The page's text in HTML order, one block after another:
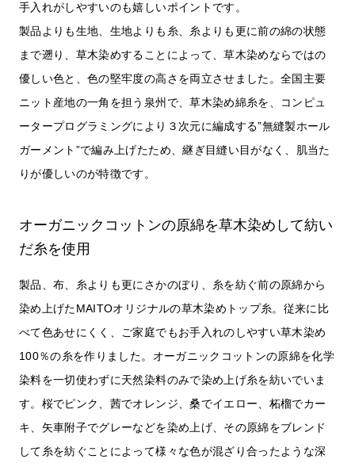
手入れがしやすいのも嬉しいポイントです。
製品よりも生地、生地よりも糸、糸よりも更に前の綿の状態
まで遡り、草木染めすることによって、草木染めならではの
優しい色と、色の堅牢度の高さを両立させました。全国主要
ニット産地の一角を担う泉州で、草木染め綿糸を、コンピュ
ータープログラミングにより３次元に編成する”無縫製ホール
ガーメント”で編み上げたため、継ぎ目縫い目がなく、肌当た
りが優しいのが特徴です。
オーガニックコットンの原綿を草木染めして紡い
だ糸を使用
製品、布、糸よりも更にさかのぼり、糸を紡ぐ前の原綿から
染め上げたMAITOオリジナルの草木染めトップ糸。従来に比
べて色あせにくく、ご家庭でもお手入れのしやすい草木染め
100％の糸を作りました。オーガニックコットンの原綿を化学
染料を一切使わずに天然染料のみで染め上げ糸を紡いでいま
す。桜でピンク、茜でオレンジ、桑でイエロー、柘榴でカー
キ、矢車附子でグレーなどを染め上げ、その原綿をブレンド
して糸を紡ぐことによって様々な色が混ざり合ったような深